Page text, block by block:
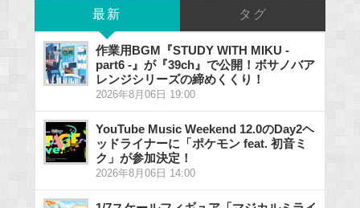
最新 タグ
作業用BGM『STUDY WITH MIKU -
part6 -』が『39ch』で公開！ボサノバア
レンジシリーズの締めくくり！
2026年8月06日 19:00
YouTube Music Weekend 12.0のDay2ヘ
ッドライナーに「ポケモン feat. 初音ミ
ク」が参加決定！
2026年8月06日 14:00